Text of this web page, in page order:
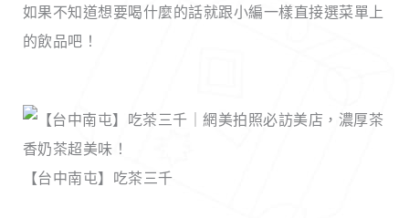
如果不知道想要喝什麼的話就跟小編一樣直接選菜單上
的飲品吧！
【台中南屯】吃茶三千